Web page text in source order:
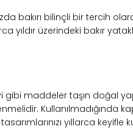
bakırı bilinçli bir tercih
üzerindeki bakır
maddeler taşın doğal
Kullanılmadığında
yıllarca keyifle